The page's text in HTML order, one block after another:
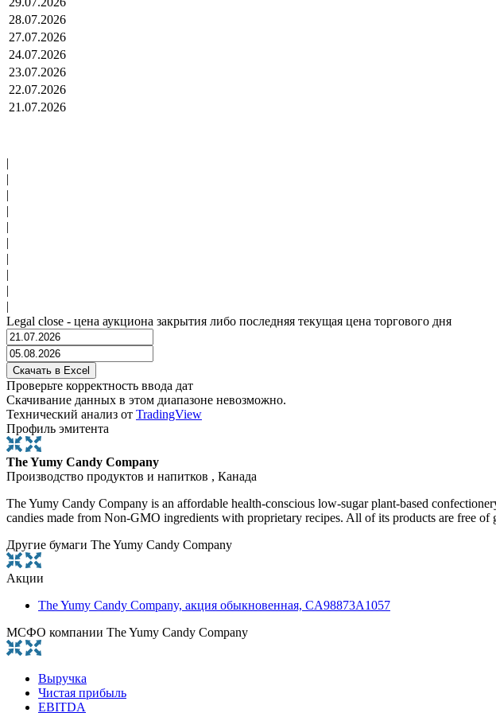
28.07.2026
27.07.2026
24.07.2026
23.07.2026
22.07.2026
21.07.2026
|
|
|
|
|
|
|
|
|
|
Legal close - цена аукциона закрытия либо последняя текущая цена торгового дня
Проверьте корректность ввода дат
Скачивание данных в этом диапазоне невозможно.
Технический анализ от TradingView
Профиль эмитента
The Yumy Candy Company
Производство продуктов и напитков , Канада
The Yumy Candy Company is an affordable health-conscious low-sugar plant-based
candies made from Non-GMO ingredients with proprietary recipes. All of its products are free
Другие бумаги The Yumy Candy Company
Акции
The Yumy Candy Company, акция обыкновенная, CA98873A1057
МСФО компании The Yumy Candy Company
Выручка
Чистая прибыль
EBITDA